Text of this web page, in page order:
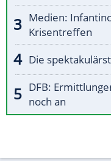
Medien:
Krisentreffen
Die
DFB:
noch an